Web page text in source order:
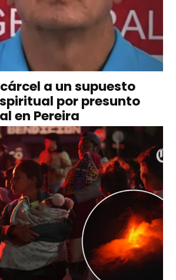
a un supuesto
por presunto
en Pereira